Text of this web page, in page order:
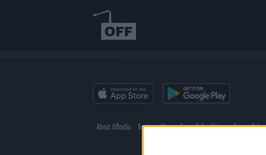
About Offradio Business Class Terms & Conditions Privacy Policy